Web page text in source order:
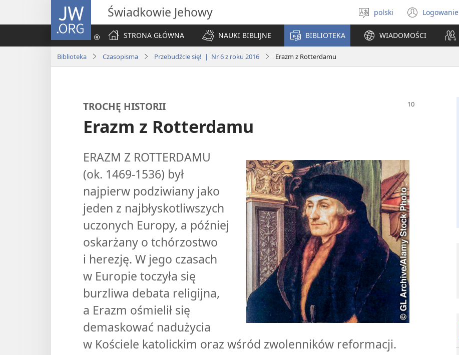
JW.ORG Świadkowie Jehowy
Wybór
języka
polski Logowanie
(opens
new
window)
STRONA GŁÓWNA
NAUKI BIBLIJNE BIBLIOTEKA WIADOMOŚCI
Biblioteka Czasopisma Przebudźcie się! | Nr 6 z roku 2016 Erazm z Rotterdamu
TROCHĘ HISTORII
Erazm z Rotterdamu
ERAZM Z ROTTERDAMU
(ok. 1469-1536) był
najpierw podziwiany jako
jeden z najbłyskotliwszych
uczonych Europy, a później
oskarżany o tchórzostwo
i herezję. W jego czasach
w Europie toczyła się
burzliwa debata religijna,
a Erazm ośmielił się
demaskować nadużycia
w Kościele katolickim oraz wśród zwolenników reformacji.